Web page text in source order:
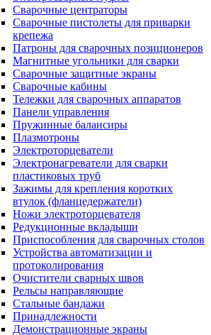
Сварочные центраторы
Сварочные пистолеты для приварки
крепежа
Патроны для сварочных позиционеров
Магнитные угольники для сварки
Сварочные защитные экраны
Сварочные кабины
Тележки для сварочных аппаратов
Панели управления
Пружинные балансиры
Плазмотроны
Электроторцеватели
Электронагреватели для сварки
пластиковых труб
Зажимы для крепления коротких
втулок (фланцедержатели)
Ножи электроторцевателя
Редукционные вкладыши
Приспособления для сварочных столов
Устройства автоматизации и
протоколирования
Очистители сварных швов
Рельсы направляющие
Стальные бандажи
Принадлежности
Демонстрационные экраны